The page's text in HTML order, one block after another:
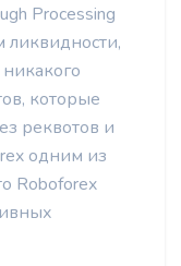
Processing
ликвидности,
которые
реквотов и
одним из
Roboforex